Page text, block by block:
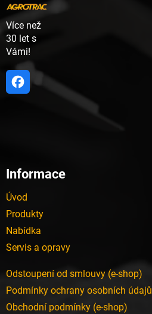
Více než
30 let s
Vámi!
Informace
Úvod
Produkty
Nabídka
Servis a opravy
Odstoupení od smlouvy (e-shop)
Podmínky ochrany osobních údajů
Obchodní podmínky (e-shop)